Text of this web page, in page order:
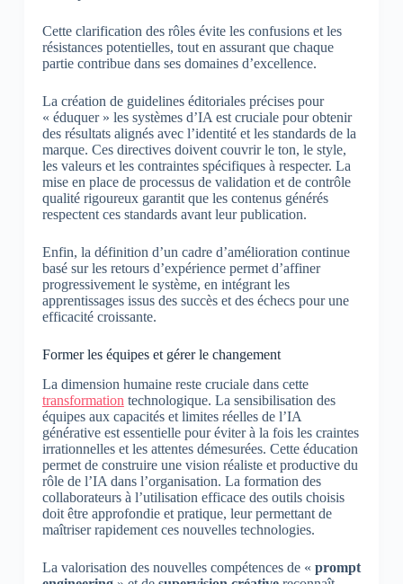
Cette clarification des rôles évite les confusions et les
résistances potentielles, tout en assurant que chaque
partie contribue dans ses domaines d’excellence.
La création de guidelines éditoriales précises pour
« éduquer » les systèmes d’IA est cruciale pour obtenir
des résultats alignés avec l’identité et les standards de la
marque. Ces directives doivent couvrir le ton, le style,
les valeurs et les contraintes spécifiques à respecter. La
mise en place de processus de validation et de contrôle
qualité rigoureux garantit que les contenus générés
respectent ces standards avant leur publication.
Enfin, la définition d’un cadre d’amélioration continue
basé sur les retours d’expérience permet d’affiner
progressivement le système, en intégrant les
apprentissages issus des succès et des échecs pour une
efficacité croissante.
Former les équipes et gérer le changement
La dimension humaine reste cruciale dans cette
transformation technologique. La sensibilisation des
équipes aux capacités et limites réelles de l’IA
générative est essentielle pour éviter à la fois les craintes
irrationnelles et les attentes démesurées. Cette éducation
permet de construire une vision réaliste et productive du
rôle de l’IA dans l’organisation. La formation des
collaborateurs à l’utilisation efficace des outils choisis
doit être approfondie et pratique, leur permettant de
maîtriser rapidement ces nouvelles technologies.
La valorisation des nouvelles compétences de « prompt